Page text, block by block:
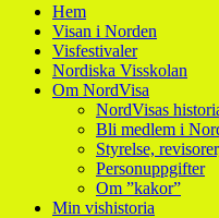
Hem
Visan i Norden
Visfestivaler
Nordiska Visskolan
Om NordVisa
NordVisas
Bli medlem i
Styrelse,
Personuppgifter
Om ”kakor”
Min vishistoria